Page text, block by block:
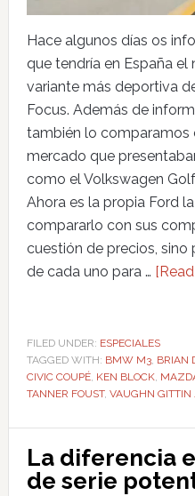
Hace algunos días os
que tendría en España el
variante más deportiva
Focus. Además de
también lo comparamos
mercado que
como el Volkswagen
Ahora es la propia Ford
compararlo con sus
cuestión de precios,
de cada uno para …
FILED UNDER: ESPECIALES
TAGGED WITH: BMW M3, BRIAN
CIVIC COUPÉ, KEN BLOCK,
TANNER FOUST, VAUGHN GITTIN
La diferencia
de serie